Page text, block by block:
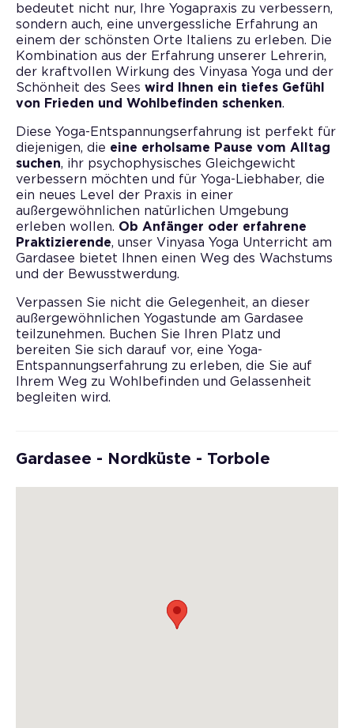
bedeutet nicht nur, Ihre Yogapraxis zu verbessern,
sondern auch, eine unvergessliche Erfahrung an
einem der schönsten Orte Italiens zu erleben. Die
Kombination aus der Erfahrung unserer Lehrerin,
der kraftvollen Wirkung des Vinyasa Yoga und der
Schönheit des Sees wird Ihnen ein tiefes Gefühl
von Frieden und Wohlbefinden schenken.
Diese Yoga-Entspannungserfahrung ist perfekt für
diejenigen, die eine erholsame Pause vom Alltag
suchen, ihr psychophysisches Gleichgewicht
verbessern möchten und für Yoga-Liebhaber, die
ein neues Level der Praxis in einer
außergewöhnlichen natürlichen Umgebung
erleben wollen. Ob Anfänger oder erfahrene
Praktizierende, unser Vinyasa Yoga Unterricht am
Gardasee bietet Ihnen einen Weg des Wachstums
und der Bewusstwerdung.
Verpassen Sie nicht die Gelegenheit, an dieser
außergewöhnlichen Yogastunde am Gardasee
teilzunehmen. Buchen Sie Ihren Platz und
bereiten Sie sich darauf vor, eine Yoga-
Entspannungserfahrung zu erleben, die Sie auf
Ihrem Weg zu Wohlbefinden und Gelassenheit
begleiten wird.
Gardasee - Nordküste - Torbole